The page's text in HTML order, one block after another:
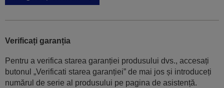
Verificați garanția
Pentru a verifica starea garanției produsului dvs., accesați
butonul „Verificati starea garanției” de mai jos și introduceți
numărul de serie al produsului pe pagina de asistență.